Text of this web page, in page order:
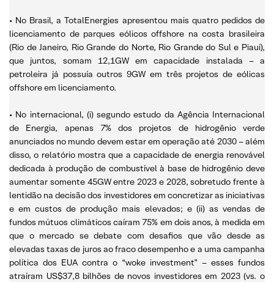
• No Brasil, a TotalEnergies apresentou mais quatro pedidos de
licenciamento de parques eólicos offshore na costa brasileira
(Rio de Janeiro, Rio Grande do Norte, Rio Grande do Sul e Piauí),
que juntos, somam 12,1GW em capacidade instalada – a
petroleira já possuía outros 9GW em três projetos de eólicas
offshore em licenciamento.
• No internacional, (i) segundo estudo da Agência Internacional
de Energia, apenas 7% dos projetos de hidrogênio verde
anunciados no mundo devem estar em operação até 2030 – além
disso, o relatório mostra que a capacidade de energia renovável
dedicada à produção de combustível à base de hidrogênio deve
aumentar somente 45GW entre 2023 e 2028, sobretudo frente à
lentidão na decisão dos investidores em concretizar as iniciativas
e em custos de produção mais elevados; e (ii) as vendas de
fundos mútuos climáticos caíram 75% em dois anos, à medida em
que o mercado se debate com desafios que vão desde as
elevadas taxas de juros ao fraco desempenho e a uma campanha
política dos EUA contra o “woke investment” – esses fundos
atraíram US$37,8 bilhões de novos investidores em 2023 (vs. o